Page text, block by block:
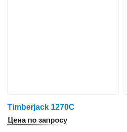
Timberjack 1270C
Цена по запросу